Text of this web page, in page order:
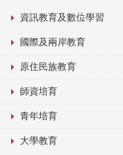
資訊教育及數位學習
國際及兩岸教育
原住民族教育
師資培育
青年培育
大學教育